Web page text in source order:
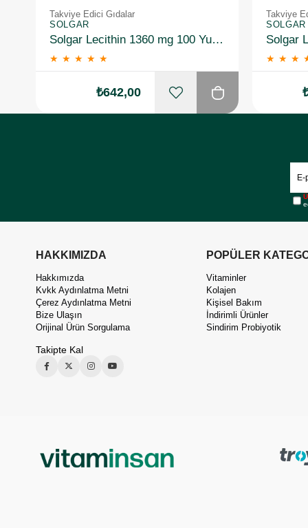
Takviye Edici Gıdalar
SOLGAR
Solgar Lecithin 1360 mg 100 Yumuşak Jelatin Kapsül
★ ★ ★ ★ ★
₺642,00
Takviye
SOLGAR
★ ★ ★
HAKKIMIZDA
Hakkımızda
Kvkk Aydınlatma Metni
Çerez Aydınlatma Metni
Bize Ulaşın
Orijinal Ürün Sorgulama
Takipte Kal
POPÜLER
Vitaminler
Kolajen
Kişisel Bakım
İndirimli Ürünler
Sindirim Probiyotik